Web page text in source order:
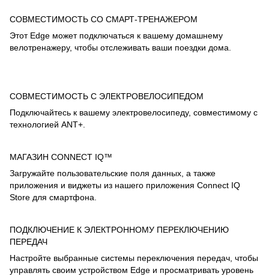
СОВМЕСТИМОСТЬ СО СМАРТ-ТРЕНАЖЕРОМ
Этот Edge может подключаться к вашему домашнему
велотренажеру, чтобы отслеживать ваши поездки дома.
СОВМЕСТИМОСТЬ С ЭЛЕКТРОВЕЛОСИПЕДОМ
Подключайтесь к вашему электровелосипеду, совместимому с
технологией ANT+.
МАГАЗИН CONNECT IQ™
Загружайте пользовательские поля данных, а также
приложения и виджеты из нашего приложения Connect IQ
Store для смартфона.
ПОДКЛЮЧЕНИЕ К ЭЛЕКТРОННОМУ ПЕРЕКЛЮЧЕНИЮ
ПЕРЕДАЧ
Настройте выбранные системы переключения передач, чтобы
управлять своим устройством Edge и просматривать уровень